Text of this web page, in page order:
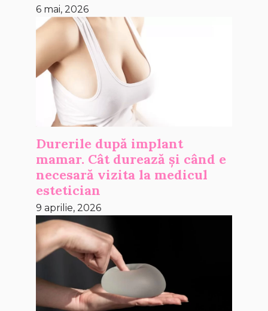
6 mai, 2026
Durerile după implant
mamar. Cât durează și când e
necesară vizita la medicul
estetician
9 aprilie, 2026